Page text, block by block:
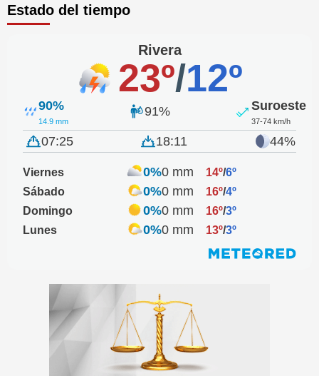
Estado del tiempo
Rivera
23º/12º
90%
14.9 mm
91% Suroeste
37-74 km/h
07:25 18:11 44%
Viernes 0%0 mm 14º/6º
Sábado
0%0 mm 16º/4º
Domingo
0%0 mm 16º/3º
Lunes
0%0 mm 13º/3º